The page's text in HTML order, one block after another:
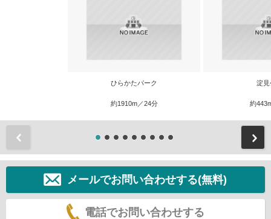
ひらかたパーク
約1910m／24分
淀見
約
メールでお問い合わせする(無料)
電話でお問い合わせする